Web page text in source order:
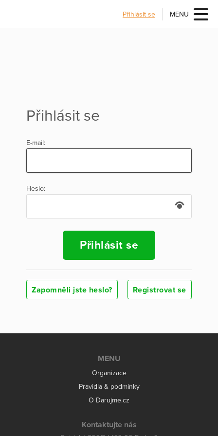
Přihlásit se MENU
Přihlásit se
E-mail:
Heslo:
Přihlásit se
Zapomněli jste heslo? Registrovat se
MENU
Organizace
Pravidla & podmínky
O Darujme.cz
Kontaktujte nás